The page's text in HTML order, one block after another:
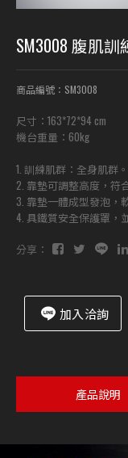
SM3008 腹肌
商品編號：SM3008
尺寸：163*72*94 cm
機台重量：60kg
1. 訓練肌群：全身肌群。
2. 靠墊可調整高度，符
3. 靠墊一體成型發泡，
4. 具鐵質安全保護罩，
分享：
加入洽詢
產品說明